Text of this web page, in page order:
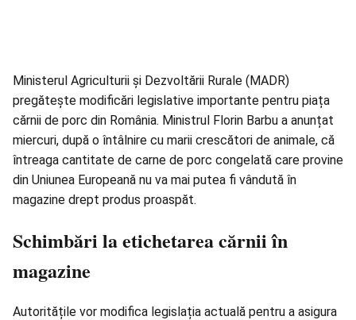
Ministerul Agriculturii şi Dezvoltării Rurale (MADR)
pregătește modificări legislative importante pentru piața
cărnii de porc din România. Ministrul Florin Barbu a anunțat
miercuri, după o întâlnire cu marii crescători de animale, că
întreaga cantitate de carne de porc congelată care provine
din Uniunea Europeană nu va mai putea fi vândută în
magazine drept produs proaspăt.
Schimbări la etichetarea cărnii în
magazine
Autoritățile vor modifica legislația actuală pentru a asigura